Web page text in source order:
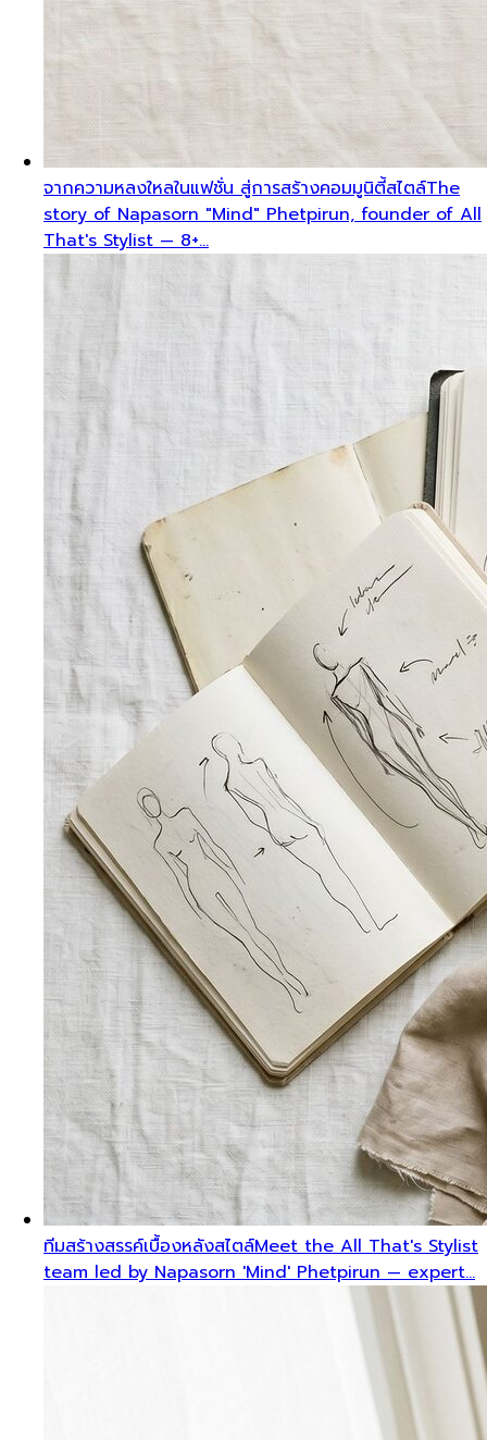
จากความหลงใหลในแฟชั่น สู่การสร้างคอมมูนิตี้สไตล์The
story of Napasorn "Mind" Phetpirun, founder of All
That's Stylist — 8+…
ทีมสร้างสรรค์เบื้องหลังสไตล์Meet the All That's Stylist
team led by Napasorn 'Mind' Phetpirun — expert…